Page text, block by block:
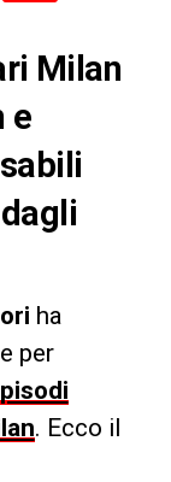
Milan
e
ha
per
. Ecco il